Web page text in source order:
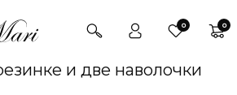
0 0
и две наволочки